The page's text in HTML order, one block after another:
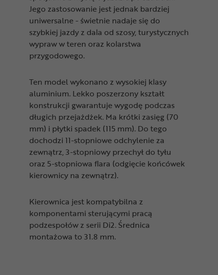
Jego zastosowanie jest jednak bardziej
uniwersalne - świetnie nadaje się do
szybkiej jazdy z dala od szosy, turystycznych
wypraw w teren oraz kolarstwa
przygodowego.
Ten model wykonano z wysokiej klasy
aluminium. Lekko poszerzony kształt
konstrukcji gwarantuje wygodę podczas
długich przejażdżek. Ma krótki zasięg (70
mm) i płytki spadek (115 mm). Do tego
dochodzi 11-stopniowe odchylenie za
zewnątrz, 3-stopniowy przechył do tyłu
oraz 5-stopniowa flara (odgięcie końcówek
kierownicy na zewnątrz).
Kierownica jest kompatybilna z
komponentami sterującymi pracą
podzespołów z serii Di2. Średnica
montażowa to 31.8 mm.